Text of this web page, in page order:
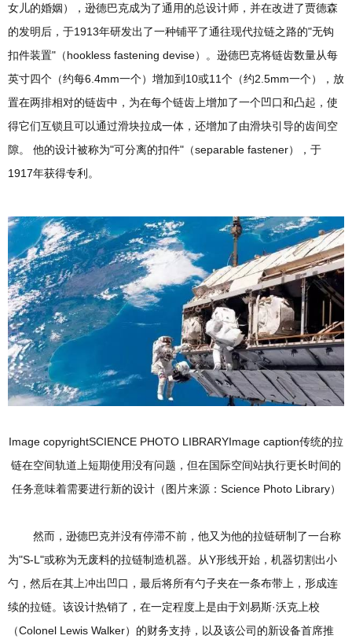
女儿的婚姻），逊德巴克成为了通用的总设计师，并在改进了贾德森
的发明后，于1913年研发出了一种铺平了通往现代拉链之路的"无钩
扣件装置"（hookless fastening devise）。逊德巴克将链齿数量从每
英寸四个（约每6.4mm一个）增加到10或11个（约2.5mm一个），放
置在两排相对的链齿中，为在每个链齿上增加了一个凹口和凸起，使
得它们互锁且可以通过滑块拉成一体，还增加了由滑块引导的齿间空
隙。 他的设计被称为"可分离的扣件"（separable fastener），于
1917年获得专利。
Image copyrightSCIENCE PHOTO LIBRARYImage caption传统的拉
链在空间轨道上短期使用没有问题，但在国际空间站执行更长时间的
任务意味着需要进行新的设计（图片来源：Science Photo Library）
然而，逊德巴克并没有停滞不前，他又为他的拉链研制了一台称
为"S-L"或称为无废料的拉链制造机器。从Y形线开始，机器切割出小
勺，然后在其上冲出凹口，最后将所有勺子夹在一条布带上，形成连
续的拉链。该设计热销了，在一定程度上是由于刘易斯·沃克上校
（Colonel Lewis Walker）的财务支持，以及该公司的新设备首席推